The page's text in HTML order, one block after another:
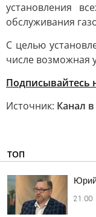
установления
обслуживания
С целью
числе возможная
Подписывайтесь
Источник: Канал
ТОП
Юрий
21:00